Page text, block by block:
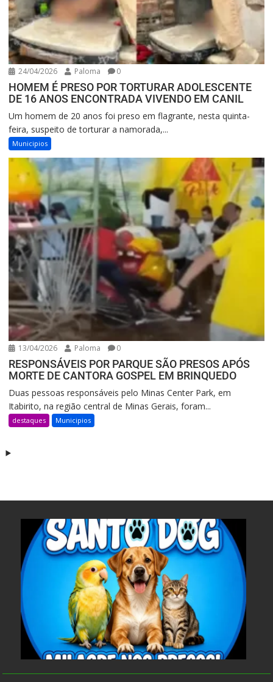
24/04/2026 Paloma 0
HOMEM É PRESO POR TORTURAR ADOLESCENTE
DE 16 ANOS ENCONTRADA VIVENDO EM CANIL
Um homem de 20 anos foi preso em flagrante, nesta quinta-
feira, suspeito de torturar a namorada,...
Municipios
13/04/2026 Paloma 0
RESPONSÁVEIS POR PARQUE SÃO PRESOS APÓS
MORTE DE CANTORA GOSPEL EM BRINQUEDO
Duas pessoas responsáveis pelo Minas Center Park, em
Itabirito, na região central de Minas Gerais, foram...
destaques Municipios